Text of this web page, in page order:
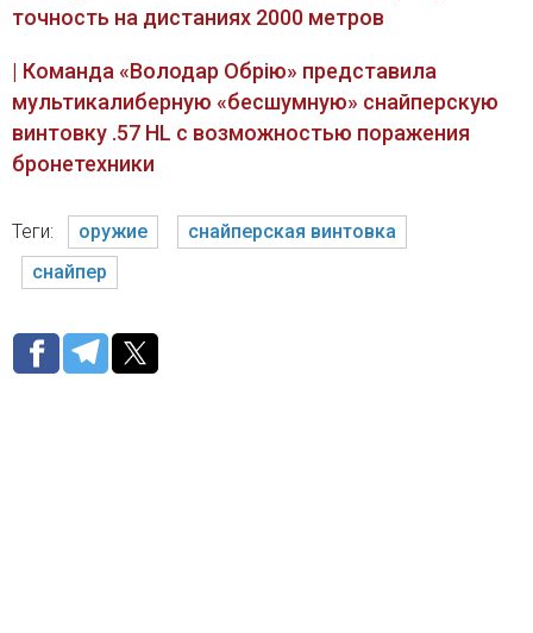
точность на дистаниях 2000 метров
| Команда «Володар Обрію» представила
мультикалиберную «бесшумную» снайперскую
винтовку .57 HL с возможностью поражения
бронетехники
Теги: оружие
снайперская винтовка
снайпер